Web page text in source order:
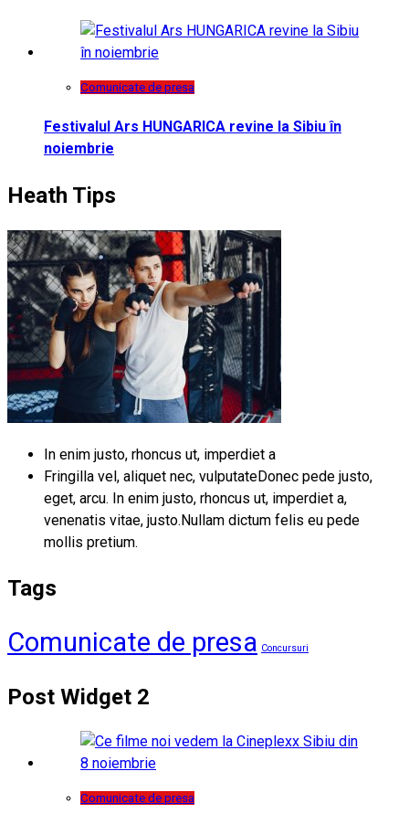
Comunicate de presa
Festivalul Ars HUNGARICA revine la Sibiu în
noiembrie
Heath Tips
In enim justo, rhoncus ut, imperdiet a
Fringilla vel, aliquet nec, vulputateDonec pede justo,
eget, arcu. In enim justo, rhoncus ut, imperdiet a,
venenatis vitae, justo.Nullam dictum felis eu pede
mollis pretium.
Tags
Comunicate de presa Concursuri
Post Widget 2
Comunicate de presa